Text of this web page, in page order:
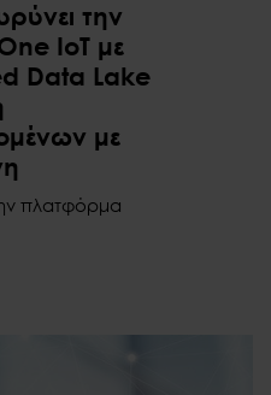
την
ΙοΤ με
Data Lake
με
πλατφόρμα